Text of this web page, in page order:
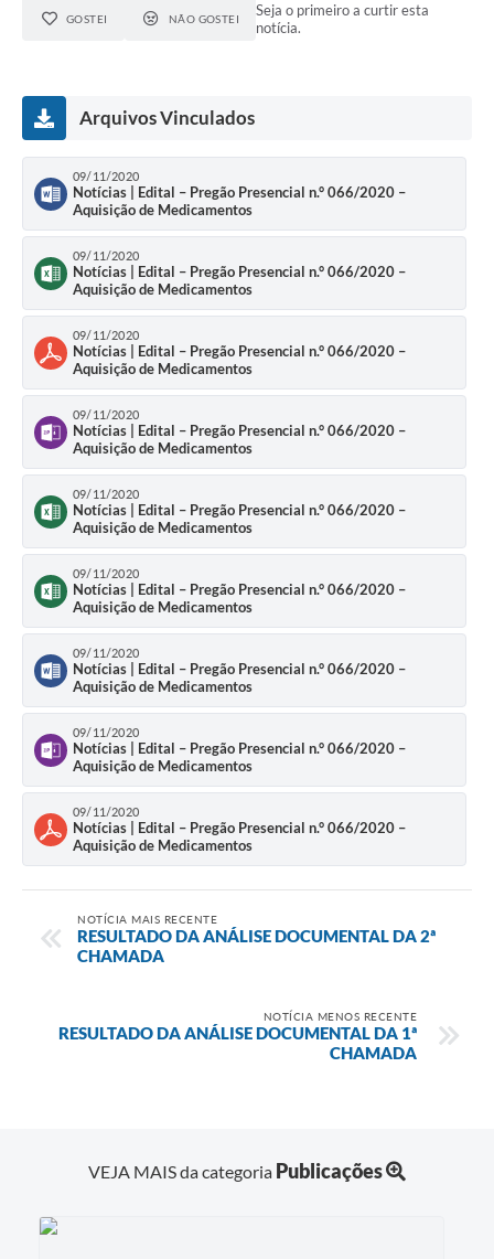
GOSTEI NÃO GOSTEI
Seja o primeiro a curtir esta
notícia.
Arquivos Vinculados
09/11/2020
Notícias | Edital – Pregão Presencial n.° 066/2020 –
Aquisição de Medicamentos
09/11/2020
Notícias | Edital – Pregão Presencial n.° 066/2020 –
Aquisição de Medicamentos
09/11/2020
Notícias | Edital – Pregão Presencial n.° 066/2020 –
Aquisição de Medicamentos
09/11/2020
Notícias | Edital – Pregão Presencial n.° 066/2020 –
Aquisição de Medicamentos
09/11/2020
Notícias | Edital – Pregão Presencial n.° 066/2020 –
Aquisição de Medicamentos
09/11/2020
Notícias | Edital – Pregão Presencial n.° 066/2020 –
Aquisição de Medicamentos
09/11/2020
Notícias | Edital – Pregão Presencial n.° 066/2020 –
Aquisição de Medicamentos
09/11/2020
Notícias | Edital – Pregão Presencial n.° 066/2020 –
Aquisição de Medicamentos
09/11/2020
Notícias | Edital – Pregão Presencial n.° 066/2020 –
Aquisição de Medicamentos
NOTÍCIA MAIS RECENTE
RESULTADO DA ANÁLISE DOCUMENTAL DA 2ª
CHAMADA
NOTÍCIA MENOS RECENTE
RESULTADO DA ANÁLISE DOCUMENTAL DA 1ª
CHAMADA
VEJA MAIS da categoria Publicações